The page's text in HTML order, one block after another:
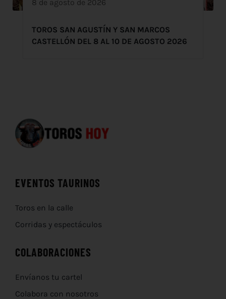
8 de agosto de 2026
TOROS SAN AGUSTÍN Y SAN MARCOS
CASTELLÓN DEL 8 AL 10 DE AGOSTO 2026
EVENTOS TAURINOS
Toros en la calle
Corridas y espectáculos
COLABORACIONES
Envíanos tu cartel
Colabora con nosotros